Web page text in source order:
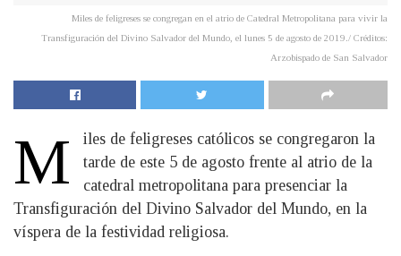
Miles de feligreses se congregan en el atrio de Catedral Metropolitana para vivir la
Transfiguración del Divino Salvador del Mundo, el lunes 5 de agosto de 2019./ Créditos:
Arzobispado de San Salvador
M
iles de feligreses católicos se congregaron la
tarde de este 5 de agosto frente al atrio de la
catedral metropolitana para presenciar la
Transfiguración del Divino Salvador del Mundo, en la
víspera de la festividad religiosa.